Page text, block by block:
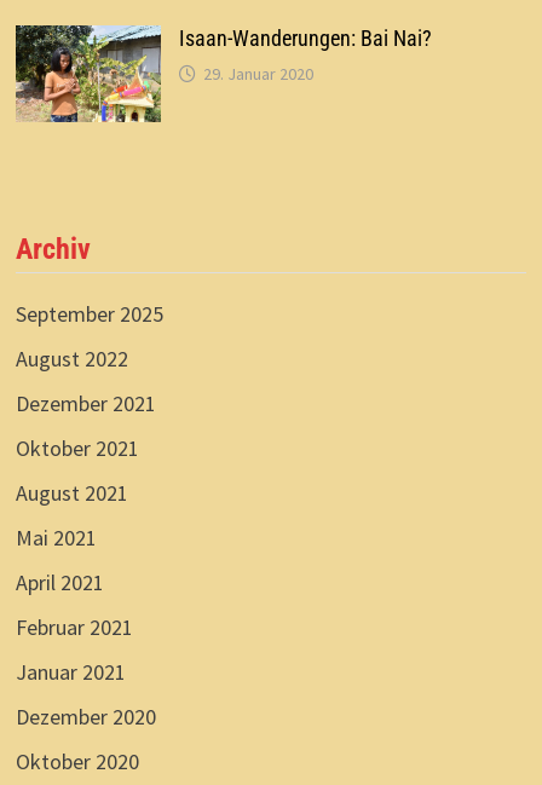
Isaan-Wanderungen: Bai Nai?
29. Januar 2020
Archiv
September 2025
August 2022
Dezember 2021
Oktober 2021
August 2021
Mai 2021
April 2021
Februar 2021
Januar 2021
Dezember 2020
Oktober 2020